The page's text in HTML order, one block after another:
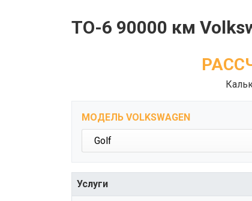
ТО-6 90000 км
МОДЕЛЬ VOLKSWAGEN
Услуги